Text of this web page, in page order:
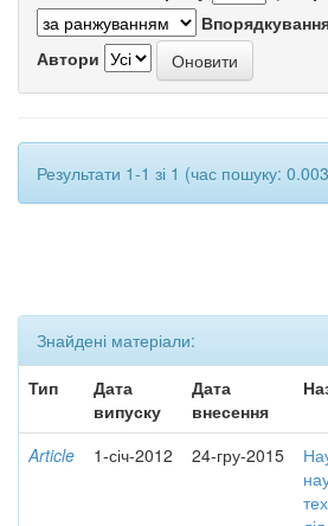
Автори
Результати 1-1 зі 1 (час пошуку:
Знайдені матеріали:
Тип
Дата
випуску
Дата
внесення
Article 1-січ-2012 24-гру-2015